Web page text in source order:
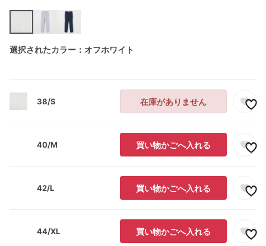
選択されたカラー：オフホワイト
38/S 在庫がありません
40/M 買い物かごへ入れる
42/L 買い物かごへ入れる
44/XL 買い物かごへ入れる